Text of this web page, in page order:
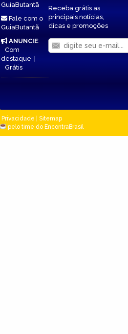
GuiaButantã
Fale com o
GuiaButantã
ANUNCIE:
Com
destaque|
Grátis
Receba grátis as
principais notícias,
dicas e promoções
Privacidade
Sitemap
pelo time do EncontraBrasil